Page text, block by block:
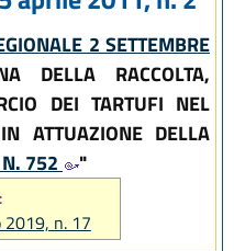
2 SETTEMBRE
DELLA RACCOLTA,
DEI TARTUFI NEL
ATTUAZIONE DELLA
752
"
2019, n. 17